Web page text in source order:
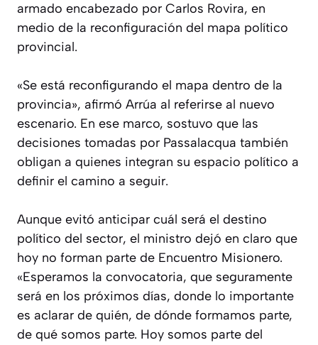
armado encabezado por Carlos Rovira, en
medio de la reconfiguración del mapa político
provincial.
«Se está reconfigurando el mapa dentro de la
provincia», afirmó Arrúa al referirse al nuevo
escenario. En ese marco, sostuvo que las
decisiones tomadas por Passalacqua también
obligan a quienes integran su espacio político a
definir el camino a seguir.
Aunque evitó anticipar cuál será el destino
político del sector, el ministro dejó en claro que
hoy no forman parte de Encuentro Misionero.
«Esperamos la convocatoria, que seguramente
será en los próximos días, donde lo importante
es aclarar de quién, de dónde formamos parte,
de qué somos parte. Hoy somos parte del